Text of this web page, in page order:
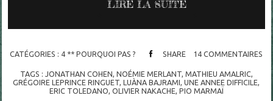
LIRE LA SUITE
CATÉGORIES : 4 ** POURQUOI PAS ? SHARE 14 COMMENTAIRES
TAGS : JONATHAN COHEN NOÉMIE MERLANT, MATHIEU AMALRIC,
GRÉGOIRE LEPRINCE RINGUET ,LUÀNA BAJRAMI ,UNE ANNEE DIFFICILE
ERIC TOLEDANO OLIVIER NAKACHE PIO MARMAÏ